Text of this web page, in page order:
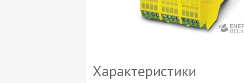
Характеристики